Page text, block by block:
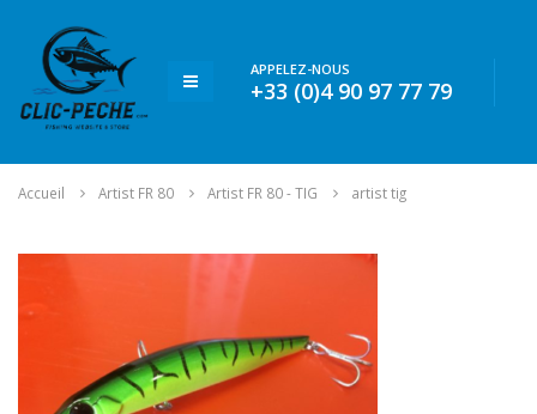
APPELEZ-NOUS
+33 (0)4 90 97 77 79
Accueil Artist FR 80 Artist FR 80 - TIG artist tig